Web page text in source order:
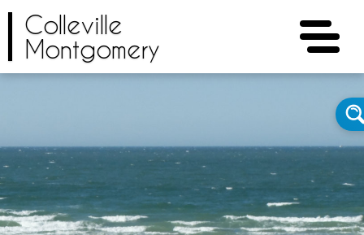
Colleville
Montgomery